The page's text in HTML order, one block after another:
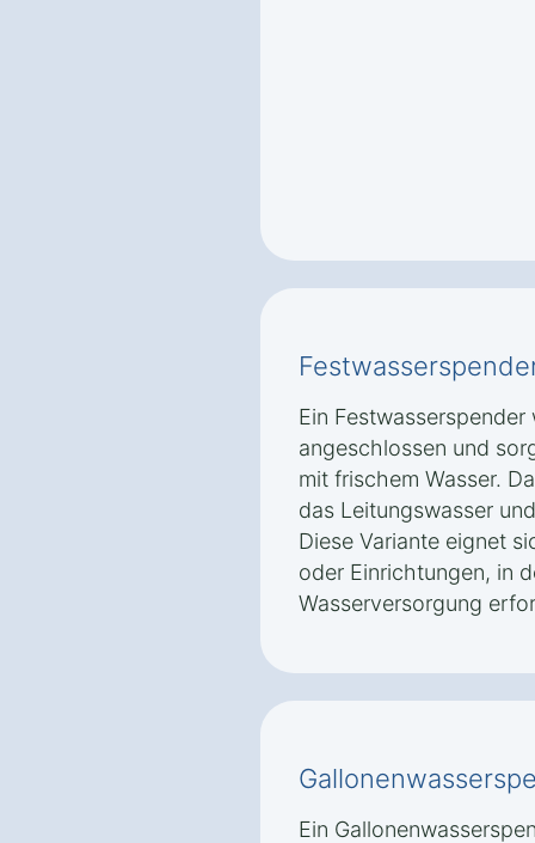
Ein
angeschlossen und
mit frischem Wasser.
das Leitungswasser
Diese Variante eignet
oder Einrichtungen, in
Wasserversorgung
Ein